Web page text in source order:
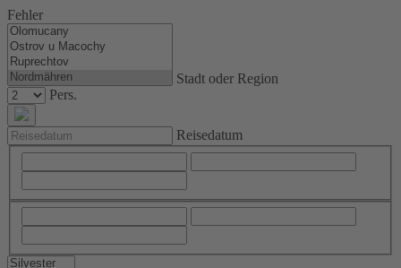
Fehler
Stadt oder Region
Pers.
Reisedatum